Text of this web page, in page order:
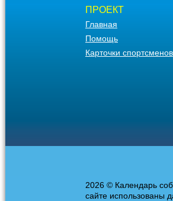
ПРОЕКТ
Главная
Помощь
Карточки спортсменов
2026 © Календарь
сайте использованы